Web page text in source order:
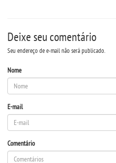
LOGIN
Deixe seu comentário
Seu endereço de e-mail não será publicado.
Nome
E-mail
Comentário